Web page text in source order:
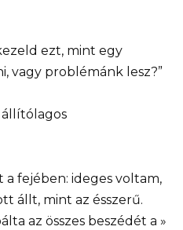
ezt, mint egy
vagy problémánk lesz?”
állítólagos
fejében: ideges voltam,
állt, mint az ésszerű.
az összes beszédét a »